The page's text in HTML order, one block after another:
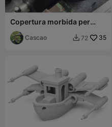
Copertura morbida per
ganasce di morsa
Cascao  72 35